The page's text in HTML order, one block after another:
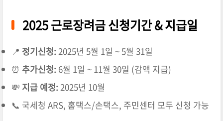
2025 근로장려금 신청기간 & 지급일
📍 정기신청: 2025년 5월 1일 ~ 5월 31일
⏰ 추가신청: 6월 1일 ~ 11월 30일 (감액 지급)
💸 지급 예정: 2025년 10월
📞 국세청 ARS, 홈택스/손택스, 주민센터 모두 신청 가능